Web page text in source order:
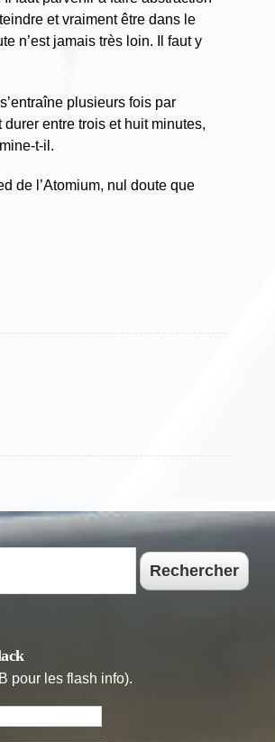
et vraiment être dans le
n’est jamais très loin. Il faut y
plusieurs fois par
entre trois et huit minutes,
t-il.
de l’Atomium, nul doute que
pour les flash info).